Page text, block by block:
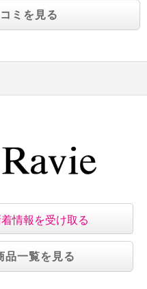
ミを見る
情報を受け取る
品一覧を見る